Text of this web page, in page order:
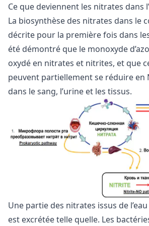
Ce que deviennent les nitrates dans
La biosynthèse des nitrates dans le
décrite pour la première fois dans
été démontré que le monoxyde
oxydé en nitrates et nitrites, et que
peuvent partiellement se réduire en
dans le sang, l’urine et les tissus.
Une partie des nitrates issus de
est excrétée telle quelle. Les